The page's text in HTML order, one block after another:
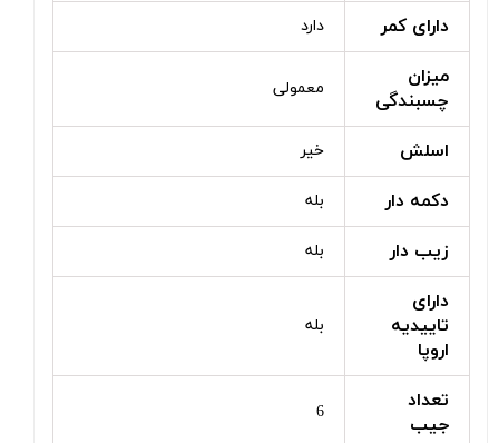
دارای کمر دارد
میزان
چسبندگی
معمولی
اسلش خیر
دکمه دار بله
زیب دار بله
دارای
تاییدیه
اروپا
بله
تعداد
جیب
6